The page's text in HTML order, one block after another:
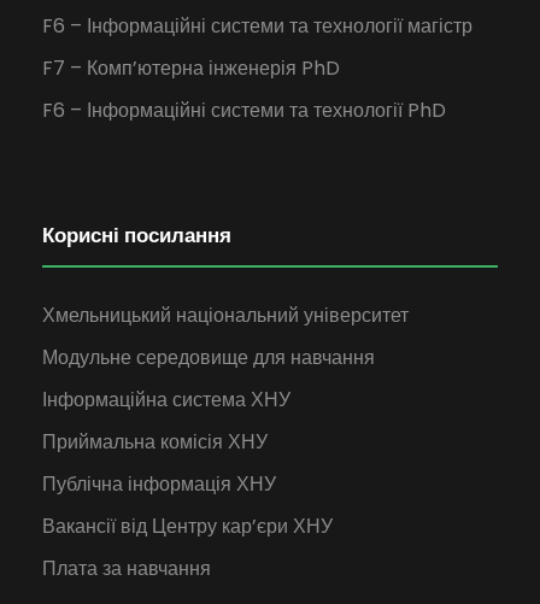
F6 – Інформаційні системи та технології магістр
F7 – Комп’ютерна інженерія PhD
F6 – Інформаційні системи та технології PhD
Корисні посилання
Хмельницький національний університет
Модульне середовище для навчання
Інформаційна система ХНУ
Приймальна комісія ХНУ
Публічна інформація ХНУ
Вакансії від Центру кар’єри ХНУ
Плата за навчання